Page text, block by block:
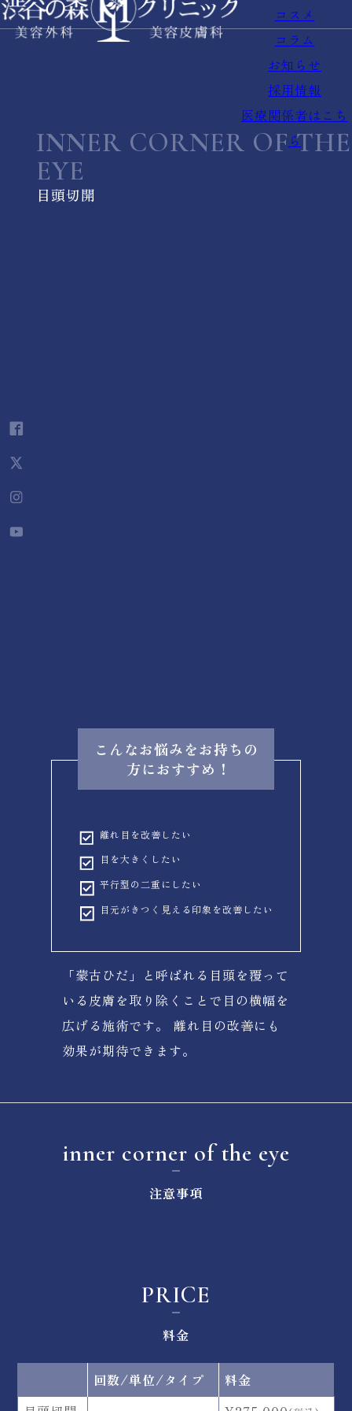
コスメ
コラム
お知らせ
採用情報
医療関係者はこち
ら
INNER CORNER OF THE
EYE
目頭切開
こんなお悩みをお持ちの
方におすすめ !
離れ目を改善したい
目を大きくしたい
平行型の二重にしたい
目元がきつく見える印象を改善したい
「蒙古ひだ」と呼ばれる目頭を覆って
いる皮膚を取り除くことで目の横幅を
広げる施術です。 離れ目の改善にも
効果が期待できます。
inner corner of the eye
注意事項
PRICE
料金
回数/単位/タイプ
料金